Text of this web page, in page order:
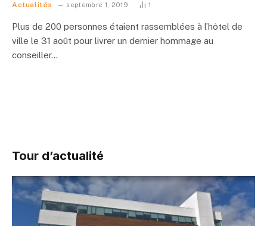
Actualités septembre 1, 2019 1
Plus de 200 personnes étaient rassemblées à l’hôtel de
ville le 31 août pour livrer un dernier hommage au
conseiller…
Tour d’actualité